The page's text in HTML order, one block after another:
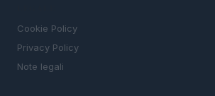
Cookie Policy
Privacy Policy
Note legali